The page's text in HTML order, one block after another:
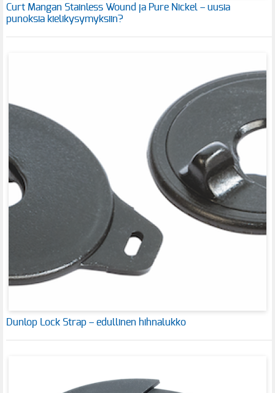
Curt Mangan Stainless Wound ja Pure Nickel – uusia
punoksia kielikysymyksiin?
Dunlop Lock Strap – edullinen hihnalukko